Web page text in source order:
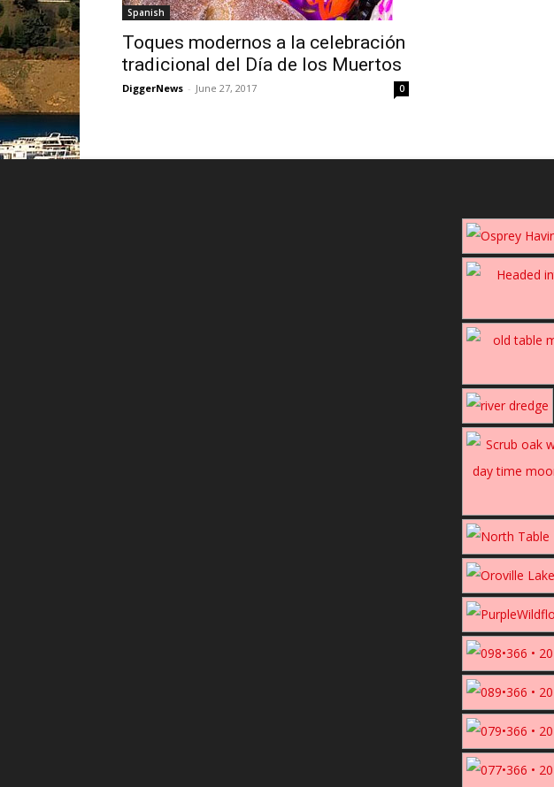
Spanish
Toques modernos a la celebración
tradicional del Día de los Muertos
DiggerNews - June 27, 2017 0